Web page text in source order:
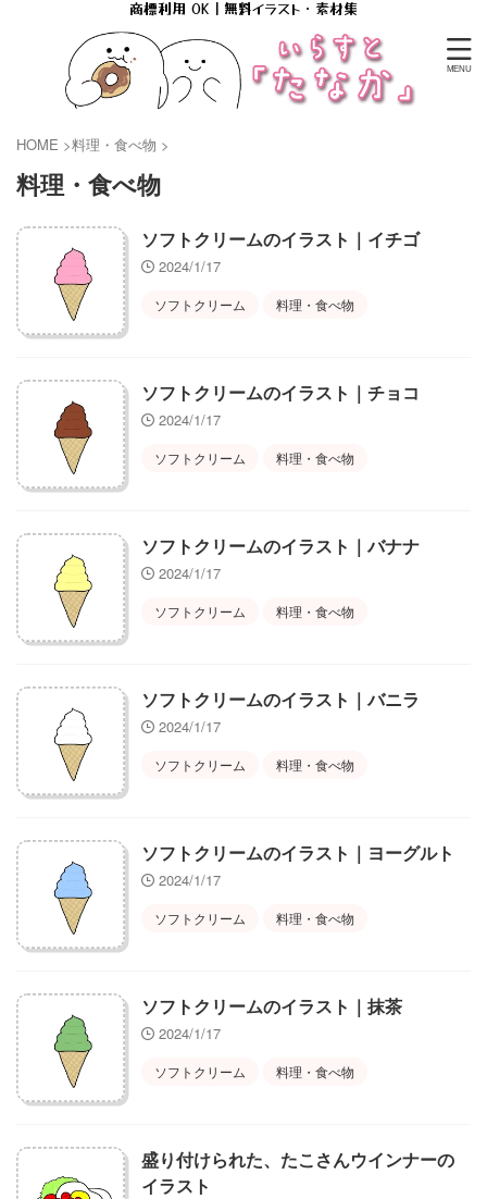
商標利用 OK｜無料イラスト・素材集
HOME >料理・食べ物 >
料理・食べ物
ソフトクリームのイラスト｜イチゴ
2024/1/17
ソフトクリーム 料理・食べ物
ソフトクリームのイラスト｜チョコ
2024/1/17
ソフトクリーム 料理・食べ物
ソフトクリームのイラスト｜バナナ
2024/1/17
ソフトクリーム 料理・食べ物
ソフトクリームのイラスト｜バニラ
2024/1/17
ソフトクリーム 料理・食べ物
ソフトクリームのイラスト｜ヨーグルト
2024/1/17
ソフトクリーム 料理・食べ物
ソフトクリームのイラスト｜抹茶
2024/1/17
ソフトクリーム 料理・食べ物
盛り付けられた、たこさんウインナーの
イラスト